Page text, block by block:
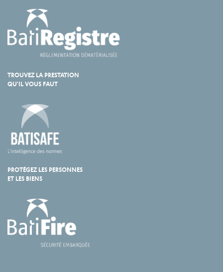
TROUVEZ LA PRESTATION
QU'IL VOUS FAUT
PROTÉGEZ LES PERSONNES
ET LES BIENS